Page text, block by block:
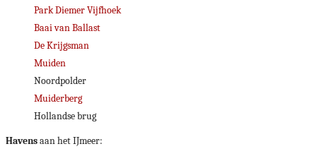
Park Diemer Vijfhoek
Baai van Ballast
De Krijgsman
Muiden
Noordpolder
Muiderberg
Hollandse brug
Havensaan het IJmeer: